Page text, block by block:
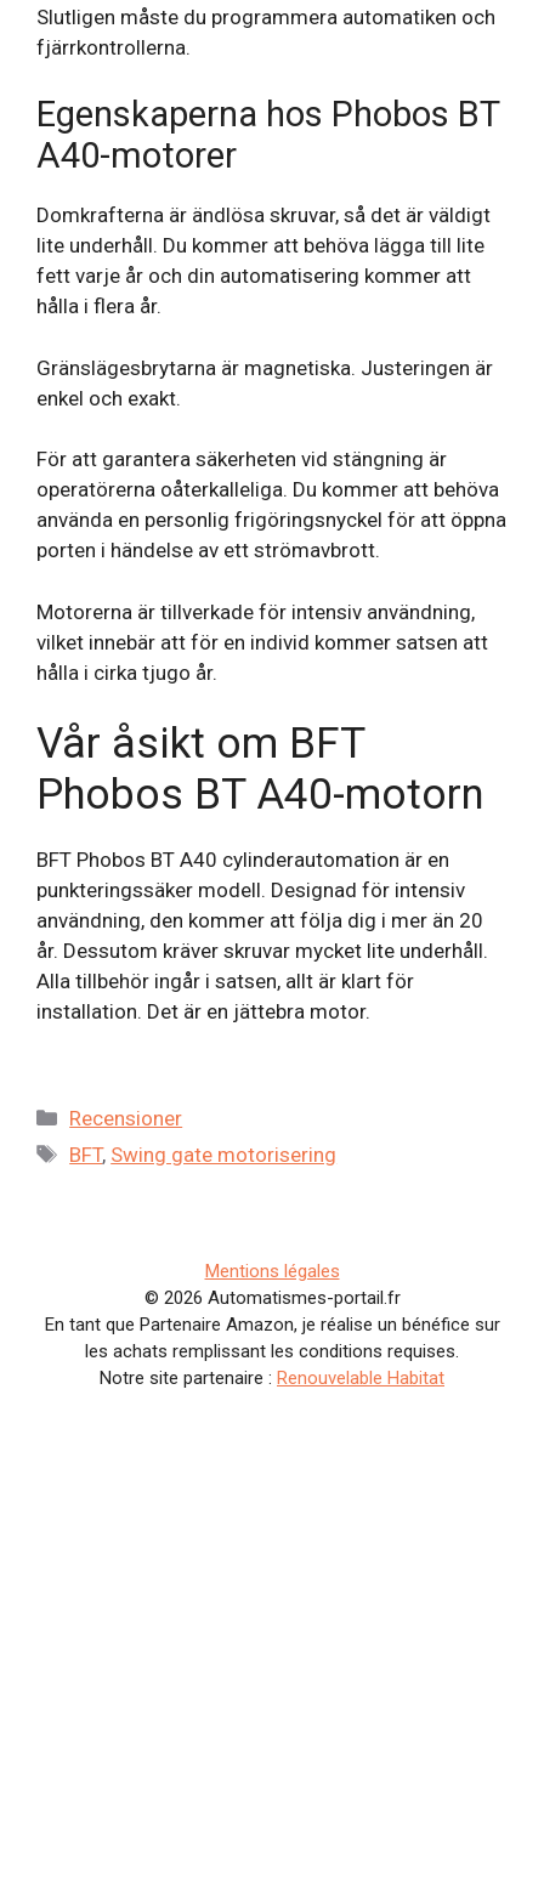
Slutligen måste du programmera automatiken och
fjärrkontrollerna.
Egenskaperna hos Phobos BT
A40-motorer
Domkrafterna är ändlösa skruvar, så det är väldigt
lite underhåll. Du kommer att behöva lägga till lite
fett varje år och din automatisering kommer att
hålla i flera år.
Gränslägesbrytarna är magnetiska. Justeringen är
enkel och exakt.
För att garantera säkerheten vid stängning är
operatörerna oåterkalleliga. Du kommer att behöva
använda en personlig frigöringsnyckel för att öppna
porten i händelse av ett strömavbrott.
Motorerna är tillverkade för intensiv användning,
vilket innebär att för en individ kommer satsen att
hålla i cirka tjugo år.
Vår åsikt om BFT
Phobos BT A40-motorn
BFT Phobos BT A40 cylinderautomation är en
punkteringssäker modell. Designad för intensiv
användning, den kommer att följa dig i mer än 20
år. Dessutom kräver skruvar mycket lite underhåll.
Alla tillbehör ingår i satsen, allt är klart för
installation. Det är en jättebra motor.
Kategorier
Recensioner
Etiketter
BFT, Swing gate motorisering
Mentions légales
© 2026 Automatismes-portail.fr
En tant que Partenaire Amazon, je réalise un bénéfice sur
les achats remplissant les conditions requises.
Notre site partenaire : Renouvelable Habitat